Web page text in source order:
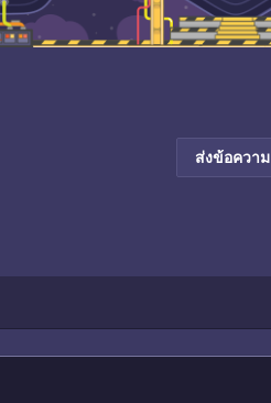
ส่งข้อความ